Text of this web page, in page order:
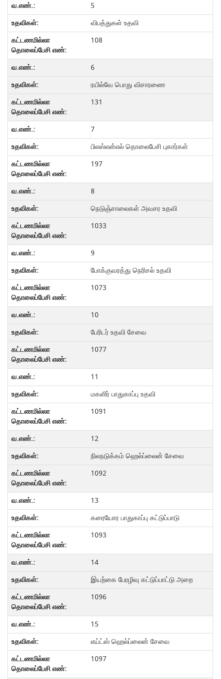
5
விபத்துகள் உதவி
108
6
ரயில்வே பொது விசாரணை
131
7
பிஎஸ்என்எல் தொலைபேசி புகார்கள்
197
8
நெடுஞ்சாலைகள் அவசர உதவி
1033
9
போக்குவரத்து நெரிசல் உதவி
1073
10
பேரிடர் உதவி சேவை
1077
11
மகளிர் பாதுகாப்பு உதவி
1091
12
நிலநடுக்கம் ஹெல்ப்லைன் சேவை
1092
13
கரையோர பாதுகாப்பு கட்டுப்பாடு
1093
14
இயற்கை பேரழிவு கட்டுப்பாட்டு அறை
1096
15
எய்ட்ஸ் ஹெல்ப்லைன் சேவை
1097